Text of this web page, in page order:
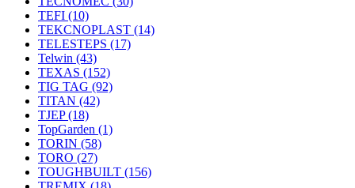
TEFI (10)
TEKCNOPLAST (14)
TELESTEPS (17)
Telwin (43)
TEXAS (152)
TIG TAG (92)
TITAN (42)
TJEP(18)
TopGarden (1)
TORIN (58)
TORO (27)
TOUGHBUILT (156)